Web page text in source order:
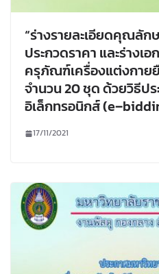
“ร่างรายละเอียดคุณลัก
ประกวดราคา และร่างเ
ครุภัณฑ์เครื่องแต่งกาย
จำนวน 20 ชุด ด้วยวิธีปร
อิเล็กทรอนิกส์
17/11/2021